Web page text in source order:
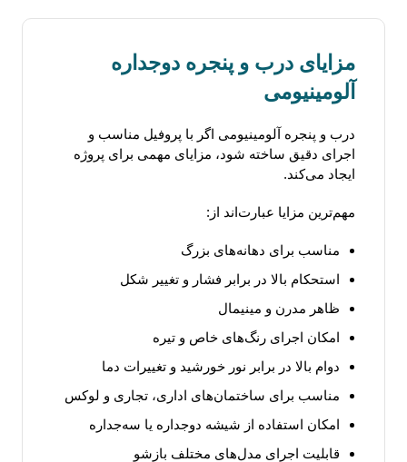
مزایای درب و پنجره دوجداره
آلومینیومی
درب و پنجره آلومینیومی اگر با پروفیل مناسب و
اجرای دقیق ساخته شود، مزایای مهمی برای پروژه
ایجاد می‌کند.
مهم‌ترین مزایا عبارت‌اند از:
مناسب برای دهانه‌های بزرگ
استحکام بالا در برابر فشار و تغییر شکل
ظاهر مدرن و مینیمال
امکان اجرای رنگ‌های خاص و تیره
دوام بالا در برابر نور خورشید و تغییرات دما
مناسب برای ساختمان‌های اداری، تجاری و لوکس
امکان استفاده از شیشه دوجداره یا سه‌جداره
قابلیت اجرای مدل‌های مختلف بازشو